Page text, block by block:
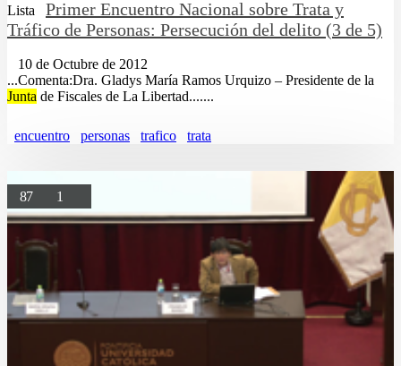
Lista
Primer Encuentro Nacional sobre Trata y
Tráfico de Personas: Persecución del delito (3 de 5)
10 de Octubre de 2012
...Comenta:Dra. Gladys María Ramos Urquizo – Presidente de la
Junta de Fiscales de La Libertad.......
encuentro personas trafico trata
87 1